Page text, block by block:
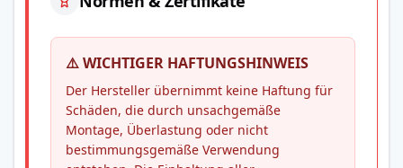
⚠️ WICHTIGER HAFTUNGSHINWEIS
Der Hersteller übernimmt keine Haftung für
Schäden, die durch unsachgemäße
Montage, Überlastung oder nicht
bestimmungsgemäße Verwendung